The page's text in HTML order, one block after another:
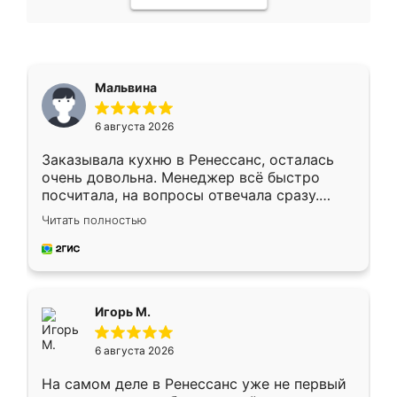
Мальвина
6 августа 2026
Заказывала кухню в Ренессанс, осталась
очень довольна. Менеджер всё быстро
посчитала, на вопросы отвечала сразу.
Замерщик приехал в субботу, подошёл к
делу со всей ответственностью. Собрали
за день, ребята работали аккуратно, даже
Читать полностью
Игорь М.
6 августа 2026
На самом деле в Ренессанс уже не первый